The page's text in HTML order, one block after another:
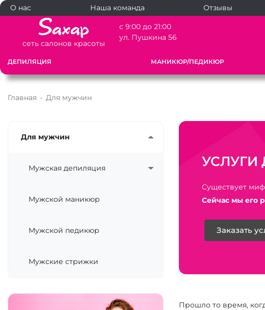
О нас Наша команда Отзывы
сеть салонов красоты
с 9:00 до 21:00
ул. Пушкина 56
ДЕПИЛЯЦИЯ МАНИКЮР/ПЕДИКЮР
Главная - Для мужчин
Для мужчин
Мужская депиляция
Мужской маникюр
Мужской педикюр
Мужские стрижки
УСЛУГИ
Существует
Сейчас мы его
Заказать
Прошло то время,